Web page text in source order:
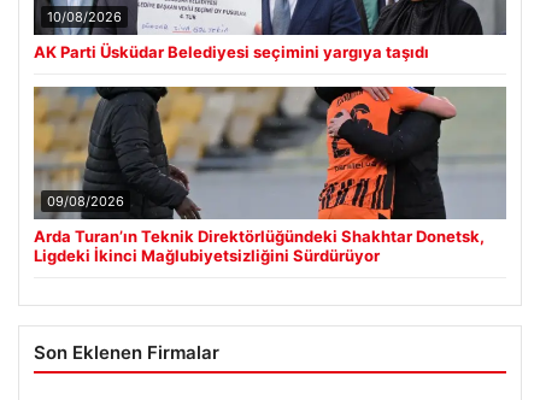
10/08/2026
AK Parti Üsküdar Belediyesi seçimini yargıya taşıdı
09/08/2026
Arda Turan’ın Teknik Direktörlüğündeki Shakhtar Donetsk,
Ligdeki İkinci Mağlubiyetsizliğini Sürdürüyor
Son Eklenen Firmalar